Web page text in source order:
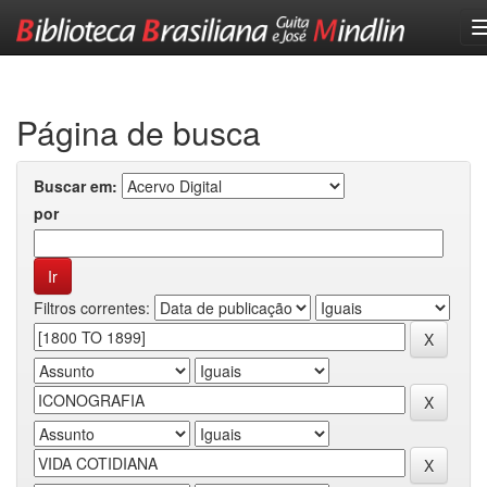
Página de busca
Buscar em:
por
Filtros correntes: